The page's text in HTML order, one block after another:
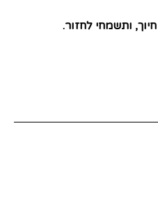
ותשמחי לחזור.